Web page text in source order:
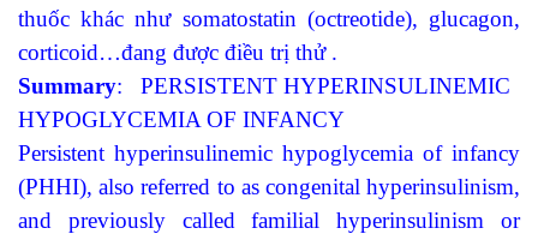
thuốc khác như somatostatin (octreotide), glucagon,
corticoid…đang được điều trị thử .
Summary: PERSISTENT HYPERINSULINEMIC
HYPOGLYCEMIA OF INFANCY
Persistent hyperinsulinemic hypoglycemia of infancy
(PHHI), also referred to as congenital hyperinsulinism,
and previously called familial hyperinsulinism or